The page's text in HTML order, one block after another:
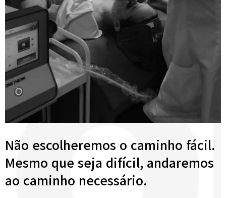
Não escolheremos o caminho fácil.
Mesmo que seja difícil, andaremos
ao caminho necessário.